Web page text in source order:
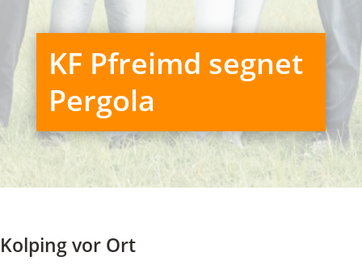
KF Pfreimd segnet
Pergola
Kolping vor Ort